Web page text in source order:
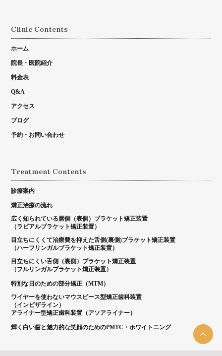
Clinic Contents
ホーム
院長・医院紹介
料金表
Q&A
アクセス
ブログ
予約・お問い合わせ
Treatment Contents
診療案内
矯正治療の流れ
広く知られている唇側（表側）ブラケット矯正装置
（ラビアルブラケット矯正装置）
目立ちにくくて治療費を抑えた舌側(裏側)ブラケット矯正装置
（ハーフリンガルブラケット矯正装置）
目立ちにくい舌側（裏側）ブラケット矯正装置
（フルリンガルブラケット矯正装置）
特別な日のための部分矯正（MTM）
ワイヤーを使わないマウスピース型矯正歯科装置
（インビザライン）
アライナー型矯正歯科装置（アソアライナー）
輝く白い歯と魅力的な笑顔のためのPMTC・ホワイトニング